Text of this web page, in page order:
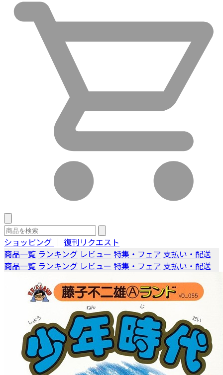
ショッピング ｜ 復刊リクエスト
商品一覧 ランキング レビュー 特集・フェア 支払い・配送
商品一覧 ランキング レビュー 特集・フェア 支払い・配送